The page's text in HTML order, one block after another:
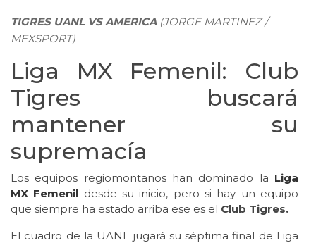
TIGRES UANL VS AMERICA (JORGE MARTINEZ /
MEXSPORT)
Liga MX Femenil: Club
Tigres buscará
mantener su
supremacía
Los equipos regiomontanos han dominado la Liga
MX Femenil desde su inicio, pero si hay un equipo
que siempre ha estado arriba ese es el Club Tigres.
El cuadro de la UANL jugará su séptima final de Liga